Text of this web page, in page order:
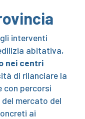
interventi
abitativa,
nei centri
di rilanciare la
con percorsi
del mercato del
ai